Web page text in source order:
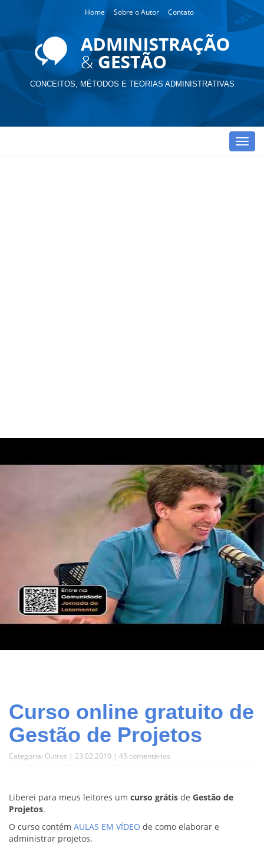
Home Sobre o Autor Contato
CONCEITOS, MÉTODOS E TEORIAS ADMINISTRATIVAS
Curso online gratuito de
Gestão de Projetos
Categoria: Outros | 23.02.2010 | 45 comentários
Liberei para meus leitores um curso grátis de Gestão de
Projetos.
O curso contém AULAS EM VÍDEO de como elaborar e
administrar projetos.